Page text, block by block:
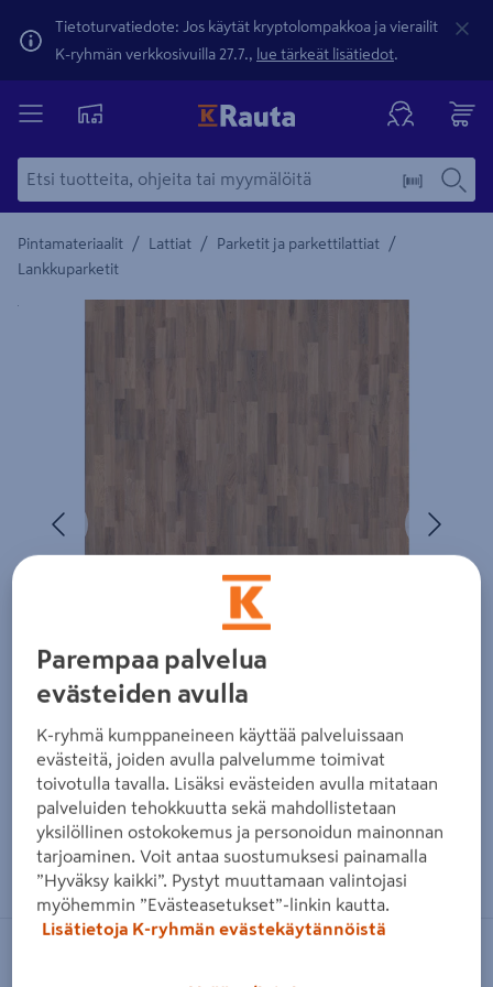
Tietoturvatiedote: Jos käytät kryptolompakkoa ja vierailit
K-ryhmän verkkosivuilla 27.7., lue tärkeät lisätiedot.
Pintamateriaalit / Lattiat / Parketit ja parkettilattiat /
Lankkuparketit
Yksityiskohtainen kuvaus löytyy Tuotteen kuvaus -
Edellinen
Zoomaa kuvaa sormilla kosketusnäytöllä
Parempaa palvelua
evästeiden avulla
K-ryhmä kumppaneineen käyttää palveluissaan
evästeitä, joiden avulla palvelumme toimivat
toivotulla tavalla. Lisäksi evästeiden avulla mitataan
palveluiden tehokkuutta sekä mahdollistetaan
yksilöllinen ostokokemus ja personoidun mainonnan
tarjoaminen. Voit antaa suostumuksesi painamalla
”Hyväksy kaikki”. Pystyt muuttamaan valintojasi
myöhemmin ”Evästeasetukset”-linkin kautta.
Lisätietoja K-ryhmän evästekäytännöistä